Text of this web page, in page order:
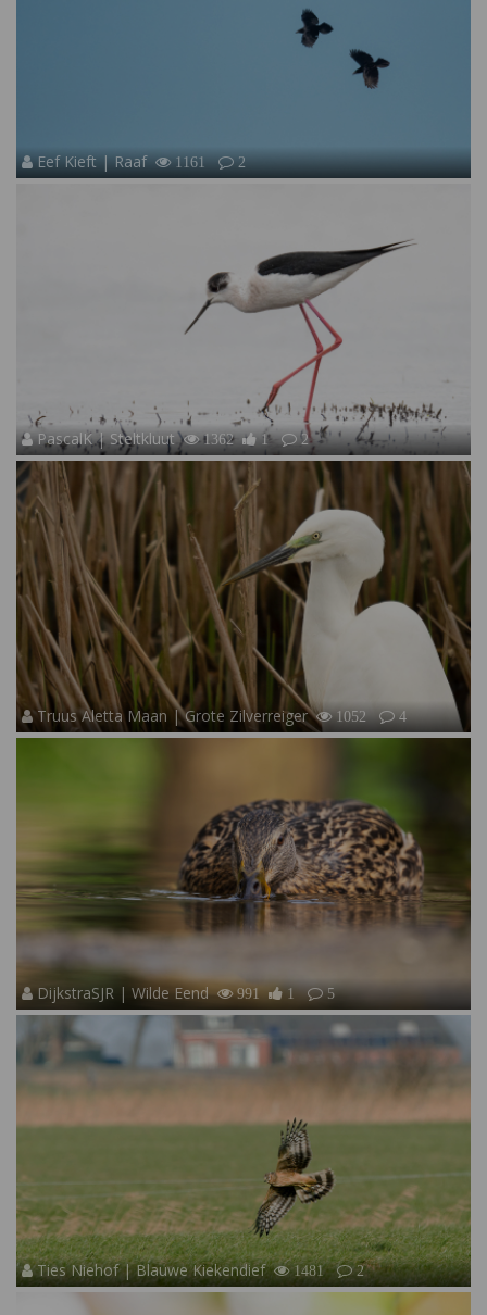
Eef Kieft | Raaf 1161 2
PascalK | Steltkluut 1362 1 2
Truus Aletta Maan | Grote Zilverreiger 1052 4
DijkstraSJR | Wilde Eend 991 1 5
Ties Niehof | Blauwe Kiekendief 1481 2